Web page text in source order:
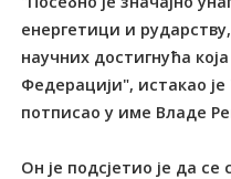
енергетици и
научних достигнућа
Федерацији", истакао
потписао у име Владе
Он је подсјетио је да